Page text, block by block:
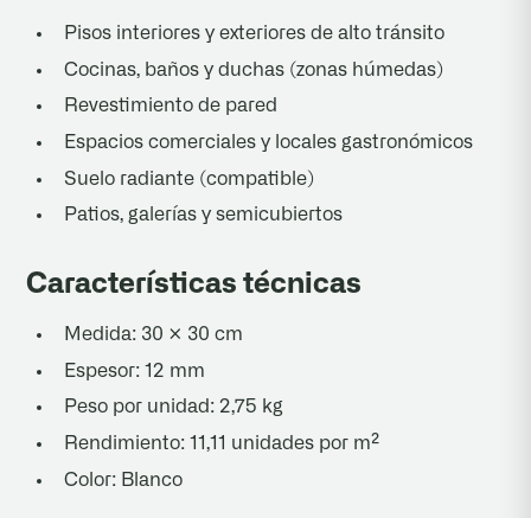
Pisos interiores y exteriores de alto tránsito
Cocinas, baños y duchas (zonas húmedas)
Revestimiento de pared
Espacios comerciales y locales gastronómicos
Suelo radiante (compatible)
Patios, galerías y semicubiertos
Características técnicas
Medida: 30 × 30 cm
Espesor: 12 mm
Peso por unidad: 2,75 kg
Rendimiento: 11,11 unidades por m²
Color: Blanco